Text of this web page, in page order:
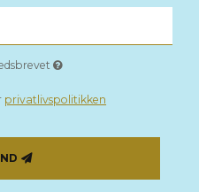
privatlivspolitikken